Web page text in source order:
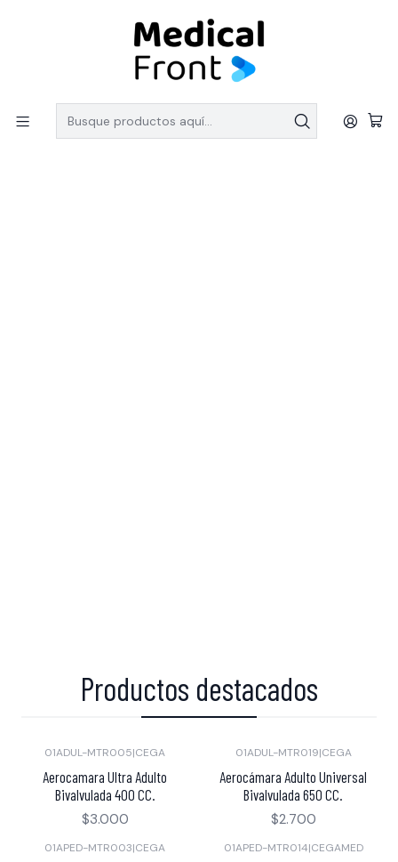
PEDIDOS SOBRE $150.000 CON ENVIO GRATIS
Productos destacados
01ADUL-MTR005|CEGA
Aerocamara Ultra Adulto
Bivalvulada 400 CC.
$3.000
01ADUL-MTR019|CEGA
Aerocámara Adulto Universal
Bivalvulada 650 CC.
$2.700
01APED-MTR003|CEGA 01APED-MTR014|CEGAMED